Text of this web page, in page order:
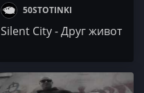
50STOTINKI
Silent City - Друг живот